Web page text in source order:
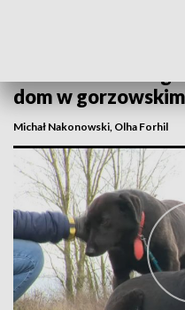
dom w
Michał Nakonowski, Olha Forhil